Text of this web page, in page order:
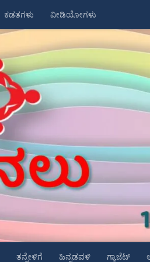
ಕಡತಗಳು ವೀಡಿಯೋಗಳು
ತನ್ನೇಳಿಗೆ ಹಿನ್ನಡವಳಿ ಗ್ಯಾಜೆಟ್